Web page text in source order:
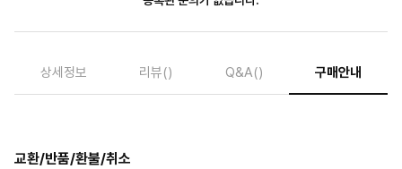
상세정보 리뷰() Q&A() 구매안내
교환/반품/환불/취소